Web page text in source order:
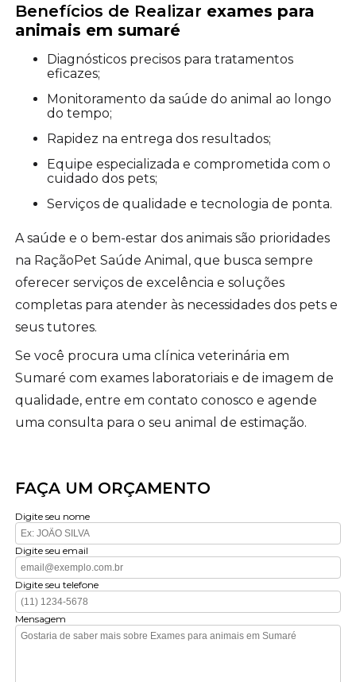
Benefícios de Realizar exames para
animais em sumaré
Diagnósticos precisos para tratamentos
eficazes;
Monitoramento da saúde do animal ao longo
do tempo;
Rapidez na entrega dos resultados;
Equipe especializada e comprometida com o
cuidado dos pets;
Serviços de qualidade e tecnologia de ponta.
A saúde e o bem-estar dos animais são prioridades
na RaçãoPet Saúde Animal, que busca sempre
oferecer serviços de excelência e soluções
completas para atender às necessidades dos pets e
seus tutores.
Se você procura uma clínica veterinária em
Sumaré com exames laboratoriais e de imagem de
qualidade, entre em contato conosco e agende
uma consulta para o seu animal de estimação.
FAÇA UM ORÇAMENTO
Digite seu nome
Digite seu email
Digite seu telefone
Mensagem